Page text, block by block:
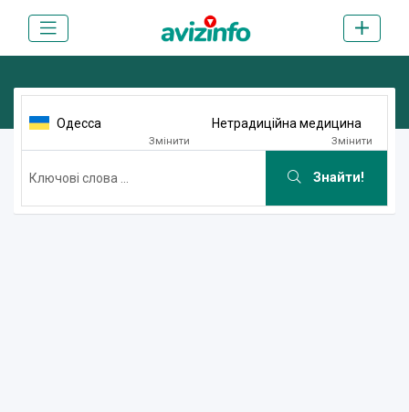
Одесса
Змінити
Нетрадиційна медицина
Змінити
Знайти!